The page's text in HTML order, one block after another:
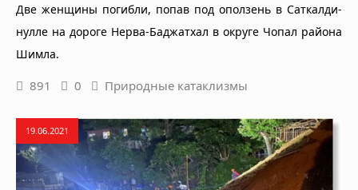
Две женщины погибли, попав под оползень в Саткалди-
нулле на дороге Нерва-Баджатхал в округе Чопал района
Шимла.
891 0 Природные катаклизмы
19.06.2021